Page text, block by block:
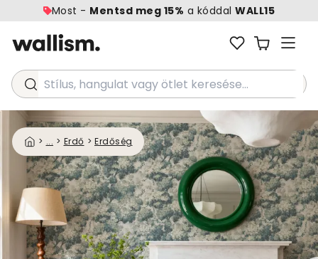
Most - Mentsd meg 15% a kóddalWALL15
Stílus, hangulat vagy ötlet keresése...
> ... > Erdő > Erdőség